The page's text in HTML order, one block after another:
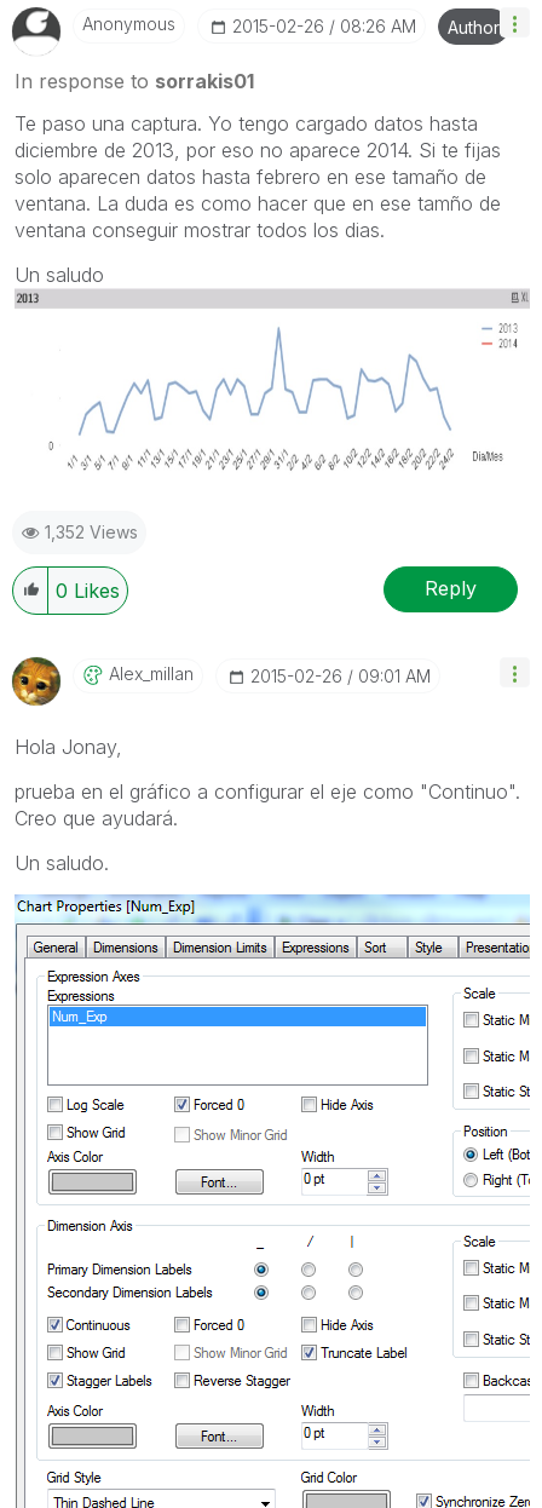
Anonymous ‎2015-02-26 08:26 AM Author
In response to sorrakis01
Te paso una captura. Yo tengo cargado datos hasta
diciembre de 2013, por eso no aparece 2014. Si te fijas
solo aparecen datos hasta febrero en ese tamaño de
ventana. La duda es como hacer que en ese tamño de
ventana conseguir mostrar todos los dias.
Un saludo
1,352 Views
0 Likes Reply
Alex_millan ‎2015-02-26 09:01 AM
Hola Jonay,
prueba en el gráfico a configurar el eje como "Continuo".
Creo que ayudará.
Un saludo.